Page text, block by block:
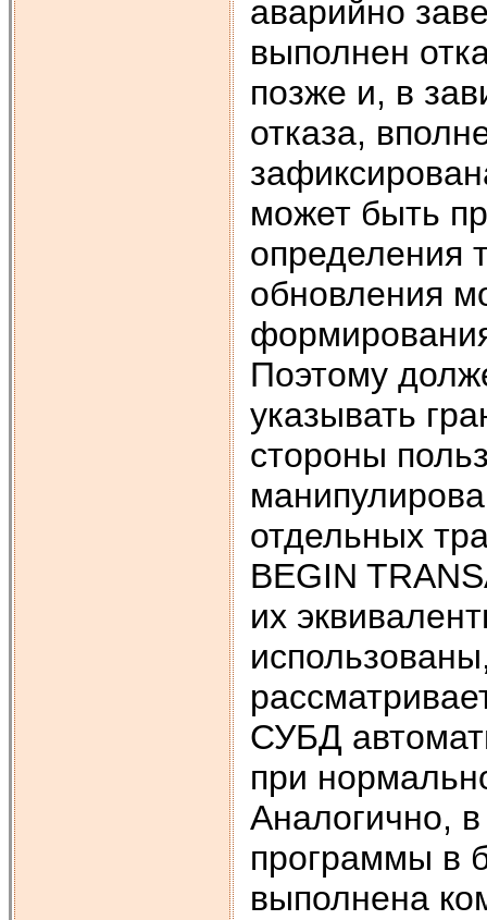
аварийно
выполнен
позже и, в
отказа,
может быть
определения
обновления
Поэтому
указывать
стороны
отдельных
BEGIN
их
СУБД
при
Аналогично,
программы в
выполнена